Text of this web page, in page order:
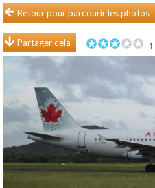
Retour pour parcourir les photos
Partager cela 1